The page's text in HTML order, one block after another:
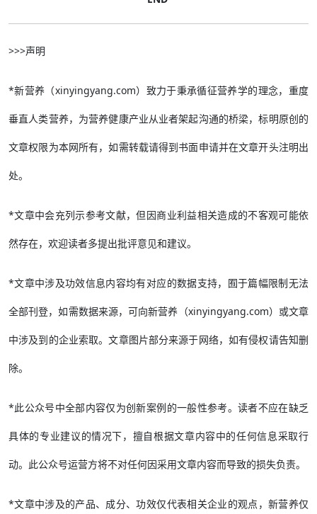
>>>声明
*新营养（xinyingyang.com）致力于秉承循征营养学的理念，重度
垂直人类营养，为营养健康产业从业者架起沟通的桥梁，标明原创的
文章权限为本网所有，如需转载请得到书面申请并在文章开头注明出
处。
*文章中会充列示参考文献，但因商业利益相关造成的不客观可能依
然存在，欢迎读者多提出批评意见和建议。
*文章中涉及功效信息内容均有对应的数据支持，囿于篇幅限制无法
全部刊登，如需数据来源，可向新营养（xinyingyang.com）或文章
中涉及到的企业索取。文章图片部分来源于网络，如有侵权请告知删
除。
*此公众号中全部内容仅为创新案例的一般性参考。读者不应在缺乏
具体的专业建议的情况下，擅自根据文章内容中的任何信息采取行
动。此公众号运营方将不对任何因采用文章内容而导致的损失负责。
*文章中涉及的产品、成分、功效仅代表相关企业的观点，新营养仅